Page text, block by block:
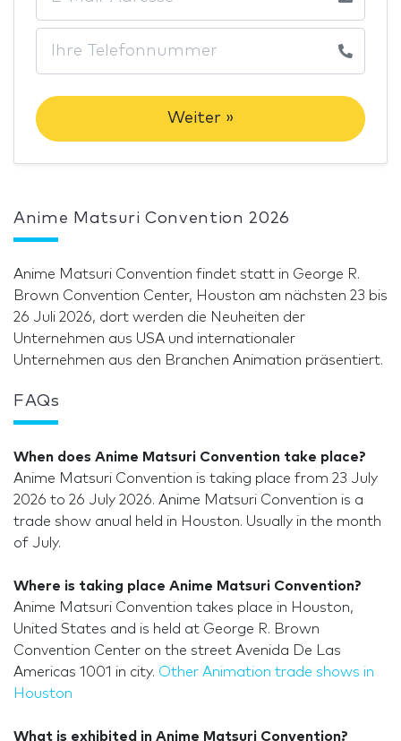
Weiter »
Anime Matsuri Convention 2026
Anime Matsuri Convention findet statt in George R.
Brown Convention Center, Houston am nächsten 23 bis
26 Juli 2026, dort werden die Neuheiten der
Unternehmen aus USA und internationaler
Unternehmen aus den Branchen Animation präsentiert.
FAQs
When does Anime Matsuri Convention take place?
Anime Matsuri Convention is taking place from 23 July
2026 to 26 July 2026. Anime Matsuri Convention is a
trade show anual held in Houston. Usually in the month
of July.
Where is taking place Anime Matsuri Convention?
Anime Matsuri Convention takes place in Houston,
United States and is held at George R. Brown
Convention Center on the street Avenida De Las
Americas 1001 in city. Other Animation trade shows in
Houston
What is exhibited in Anime Matsuri Convention?